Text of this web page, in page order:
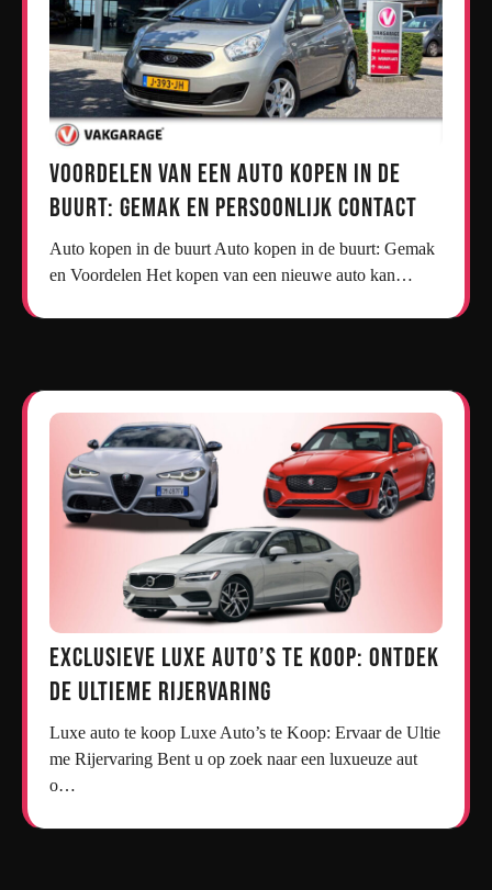
Voordelen van een Auto Kopen in de
Buurt: Gemak en Persoonlijk Contact
Auto kopen in de buurt Auto kopen in de buurt: Gemak
en Voordelen Het kopen van een nieuwe auto kan…
Exclusieve Luxe Auto’s te Koop: Ontdek
de Ultieme Rijervaring
Luxe auto te koop Luxe Auto’s te Koop: Ervaar de Ultie
me Rijervaring Bent u op zoek naar een luxueuze aut
o…